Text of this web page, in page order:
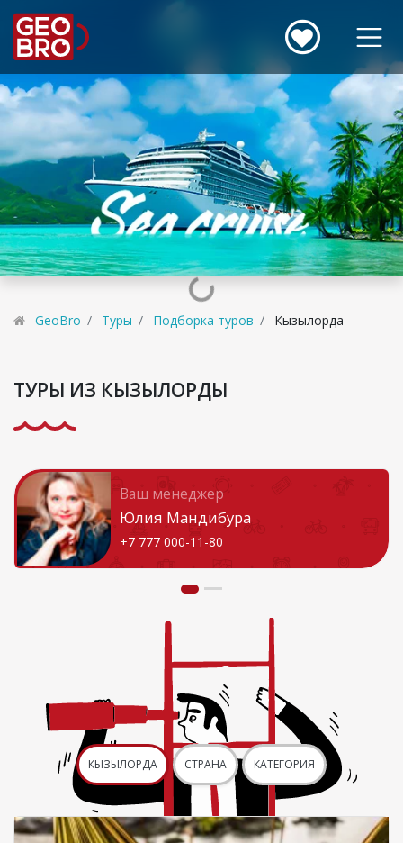
GeoBro Туры Подборка туров Кызылорда
ТУРЫ ИЗ КЫЗЫЛОРДЫ
Ваш менеджер
Юлия Мандибура
+7 777 000-11-80
КЫЗЫЛОРДА СТРАНА КАТЕГОРИЯ